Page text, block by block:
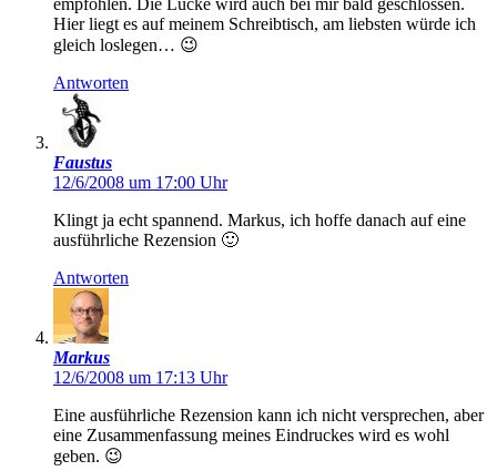
empfohlen. Die Lücke wird auch bei mir bald geschlossen.
Hier liegt es auf meinem Schreibtisch, am liebsten würde ich
gleich loslegen… 😉
Antworten
Faustus
12/6/2008 um 17:00 Uhr
Klingt ja echt spannend. Markus, ich hoffe danach auf eine
ausführliche Rezension 🙂
Antworten
Markus
12/6/2008 um 17:13 Uhr
Eine ausführliche Rezension kann ich nicht versprechen, aber
eine Zusammenfassung meines Eindruckes wird es wohl
geben. 😉